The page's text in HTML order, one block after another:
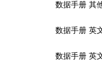
数据手册 其
数据手册 英
数据手册 英